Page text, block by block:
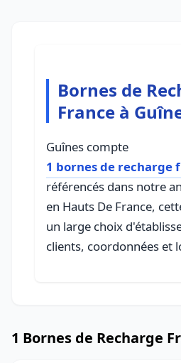
Bornes de
France à
Guînes compte
1 bornes de recharge
référencés dans notre
en Hauts De France,
un large choix
clients, coordonnées et
1 Bornes de Recharge